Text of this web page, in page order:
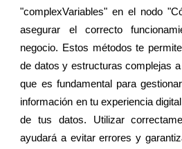
"complexVariables" en el nodo
asegurar el correcto
negocio. Estos métodos te
de datos y estructuras complejas
que es fundamental para
información en tu experiencia
de tus datos. Utilizar
ayudará a evitar errores y